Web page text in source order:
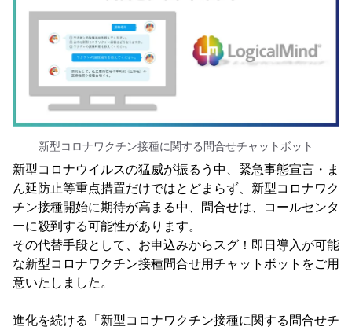
新型コロナワクチン接種に関する問合せチャットボット
新型コロナウイルスの猛威が振るう中、緊急事態宣言・ま
ん延防止等重点措置だけではとどまらず、新型コロナワク
チン接種開始に期待が高まる中、問合せは、コールセンタ
ーに殺到する可能性があります。
その代替手段として、お申込みからスグ！即日導入が可能
な新型コロナワクチン接種問合せ用チャットボットをご用
意いたしました。
進化を続ける「新型コロナワクチン接種に関する問合せチ